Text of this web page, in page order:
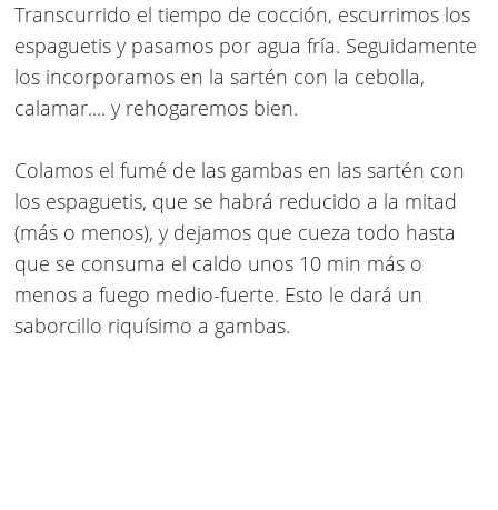
Transcurrido el tiempo de cocción, escurrimos los
espaguetis y pasamos por agua fría. Seguidamente
los incorporamos en la sartén con la cebolla,
calamar.... y rehogaremos bien.
Colamos el fumé de las gambas en las sartén con
los espaguetis, que se habrá reducido a la mitad
(más o menos), y dejamos que cueza todo hasta
que se consuma el caldo unos 10 min más o
menos a fuego medio-fuerte. Esto le dará un
saborcillo riquísimo a gambas.